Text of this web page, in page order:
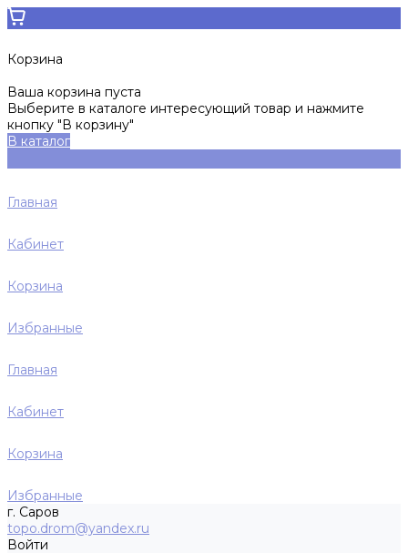
Корзина
Ваша корзина пуста
Выберите в каталоге интересующий товар и нажмите
кнопку "В корзину"
В каталог
Главная
Кабинет
Корзина
Избранные
Главная
Кабинет
Корзина
Избранные
г. Саров
topo.drom@yandex.ru
Войти